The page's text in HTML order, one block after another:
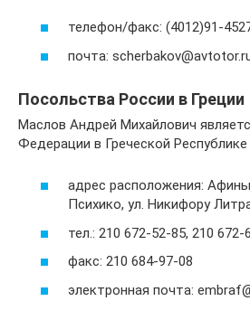
телефон/факс: (4012)91-
почта:
Посольства России в Греции
Маслов Андрей Михайлович
Федерации в Греческой Республике
адрес расположения:
Психико, ул. Никифору
тел.: 210 672-52-85, 210 672-
факс: 210 684-97-08
электронная почта: